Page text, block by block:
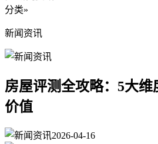
分类»
新闻资讯
房屋评测全攻略：5大
价值
2026-04-16